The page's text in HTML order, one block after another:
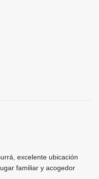
excelente ubicación
familiar y acogedor